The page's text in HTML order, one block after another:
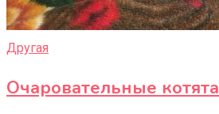
Другая
Очаровательные котята